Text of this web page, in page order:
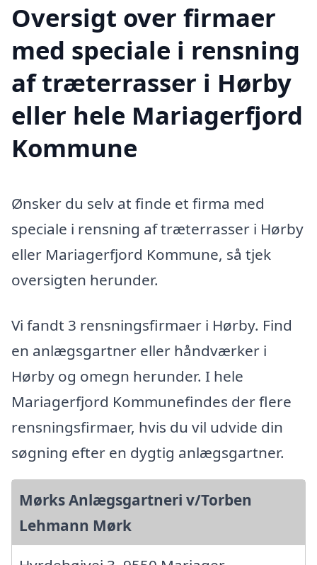
Oversigt over firmaer
med speciale i rensning
af træterrasser i Hørby
eller hele Mariagerfjord
Kommune
Ønsker du selv at finde et firma med
speciale i rensning af træterrasser i Hørby
eller Mariagerfjord Kommune, så tjek
oversigten herunder.
Vi fandt 3 rensningsfirmaer i Hørby. Find
en anlægsgartner eller håndværker i
Hørby og omegn herunder. I hele
Mariagerfjord Kommunefindes der flere
rensningsfirmaer, hvis du vil udvide din
søgning efter en dygtig anlægsgartner.
Mørks Anlægsgartneri v/Torben
Lehmann Mørk